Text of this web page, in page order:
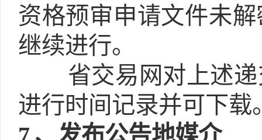
资格预审申请文件未
继续进行。
省交易网对上述
进行时间记录并可下载